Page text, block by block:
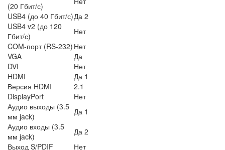
(20 Гбит/с)
USB4 (до 40 Гбит/с)Да 2
USB4 v2 (до 120
Гбит/с)
Нет
COM-порт (RS-232) Нет
VGA
Да
DVI
Нет
HDMI
Да 1
Версия HDMI
2.1
DisplayPort
Нет
Аудио выходы (3.5
мм jack)
Да 1
Аудио входы (3.5
мм jack)
Да 2
Выход S/PDIF
Нет